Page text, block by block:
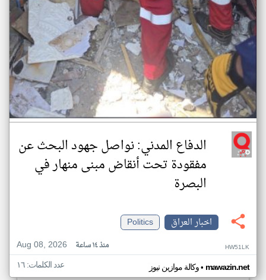
الدفاع المدني: نواصل جهود البحث عن
مفقودة تحت أنقاض مبنى منهار في
البصرة
اخبار العراق
Politics
Aug 08, 2026
منذ ١٤ ساعة HW51LK
وكالة موازين نيوز• mawazin.net عدد الكلمات: ١٦